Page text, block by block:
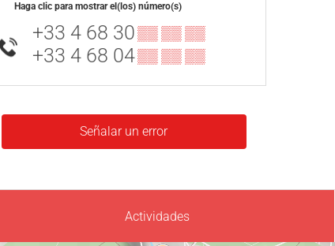
Haga clic para mostrar el(los) número(s)
+33 4 68 30▒▒ ▒▒ ▒▒
+33 4 68 04▒▒ ▒▒ ▒▒
Señalar un error
Actividades